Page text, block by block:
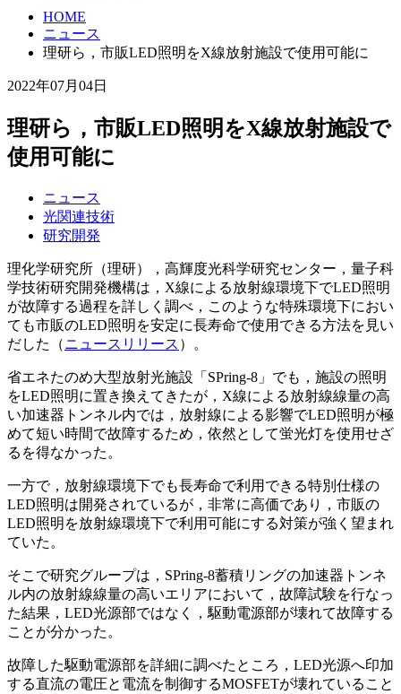
HOME
ニュース
理研ら，市販LED照明をX線放射施設で使用可能に
2022年07月04日
理研ら，市販LED照明をX線放射施設で
使用可能に
ニュース
光関連技術
研究開発
理化学研究所（理研），高輝度光科学研究センター，量子科
学技術研究開発機構は，X線による放射線環境下でLED照明
が故障する過程を詳しく調べ，このような特殊環境下におい
ても市販のLED照明を安定に長寿命で使用できる方法を見い
だした（ニュースリリース ）。
省エネたのめ大型放射光施設「SPring-8」でも，施設の照明
をLED照明に置き換えてきたが，X線による放射線線量の高
い加速器トンネル内では，放射線による影響でLED照明が極
めて短い時間で故障するため，依然として蛍光灯を使用せざ
るを得なかった。
一方で，放射線環境下でも長寿命で利用できる特別仕様の
LED照明は開発されているが，非常に高価であり，市販の
LED照明を放射線環境下で利用可能にする対策が強く望まれ
ていた。
そこで研究グループは，SPring-8蓄積リングの加速器トンネ
ル内の放射線線量の高いエリアにおいて，故障試験を行なっ
た結果，LED光源部ではなく，駆動電源部が壊れて故障する
ことが分かった。
故障した駆動電源部を詳細に調べたところ，LED光源へ印加
する直流の電圧と電流を制御するMOSFETが壊れていること